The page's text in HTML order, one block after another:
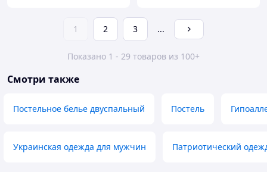
1 2 3 ...
Показано 1 - 29 товаров из 100+
Смотри также
Постельное белье двуспальный Постель
Украинская одежда для мужчин Патриотический